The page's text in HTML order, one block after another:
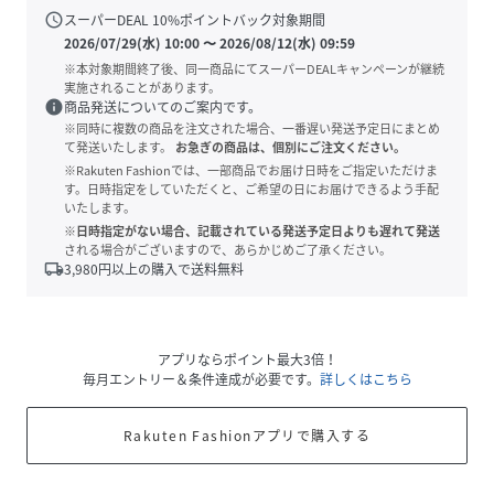
scheduleスーパーDEAL 10%ポイントバック対象期間
2026/07/29(水) 10:00〜2026/08/12(水) 09:59
※本対象期間終了後、同一商品にてスーパーDEALキャンペーンが継続
実施されることがあります。
info商品発送についてのご案内です。
※同時に複数の商品を注文された場合、一番遅い発送予定日にまとめ
て発送いたします。
お急ぎの商品は、個別にご注文ください。
※Rakuten Fashionでは、一部商品でお届け日時をご指定いただけま
す。日時指定をしていただくと、ご希望の日にお届けできるよう手配
いたします。
※日時指定がない場合、記載されている発送予定日よりも遅れて発送
される場合がございますので、あらかじめご了承ください。
local_shipping3,980円以上の購入で送料無料
アプリならポイント最大3倍！
毎月エントリー＆条件達成が必要です。 詳しくはこちら
Rakuten Fashionアプリで購入する